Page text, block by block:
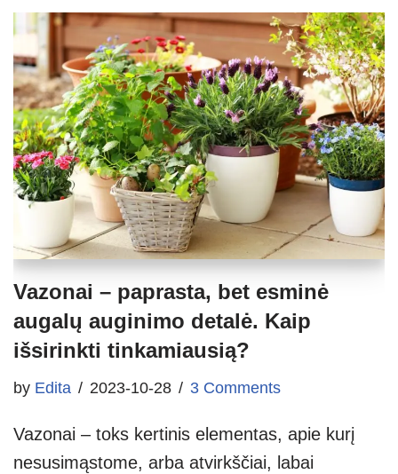
Vazonai – paprasta, bet esminė
augalų auginimo detalė. Kaip
išsirinkti tinkamiausią?
by Edita 2023-10-28 3 Comments
Vazonai – toks kertinis elementas, apie kurį
nesusimąstome, arba atvirkščiai, labai